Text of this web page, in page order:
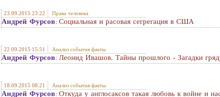
23.09.2015 23:22 Права человека
Андрей Фурсов: Социальная и расовая сегрегация в США
22.09.2015 15:51 Анализ события факты
Андрей Фурсов: Леонид Ивашов. Тайны прошлого - Загадки
18.09.2015 08:21 Анализ события факты
Андрей Фурсов: Откуда у англосаксов такая любовь к войне и